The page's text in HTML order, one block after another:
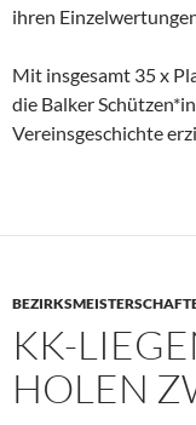
ihren
Mit insgesamt 35 x
die Balker
Vereinsgeschichte
KK-
HOLEN